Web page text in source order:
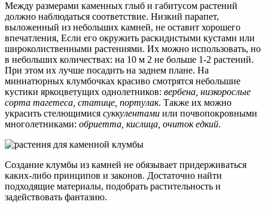
Между размерами каменных глыб и габитусом растений
должно наблюдаться соответствие. Низкий парапет,
выложенный из небольших камней, не оставит хорошего
впечатления, Если его окружить раскидистыми кустами или
широколиственными растениями. Их можно использовать, но
в небольших количествах: на 10 м 2 не больше 1-2 растений.
При этом их лучше посадить на заднем плане. На
миниатюрных клумбочках красиво смотрятся небольшие
кустики яркоцветущих однолетников: вербена, низкорослые
сорта тагетеса, статице, портулак. Также их можно
украсить стелющимися суккулентами или почвопокровными
многолетниками: обриетта, кислица, очиток едкий.
Создание клумбы из камней не обязывает придерживаться
каких-либо принципов и законов. Достаточно найти
подходящие материалы, подобрать растительность и
задействовать фантазию.